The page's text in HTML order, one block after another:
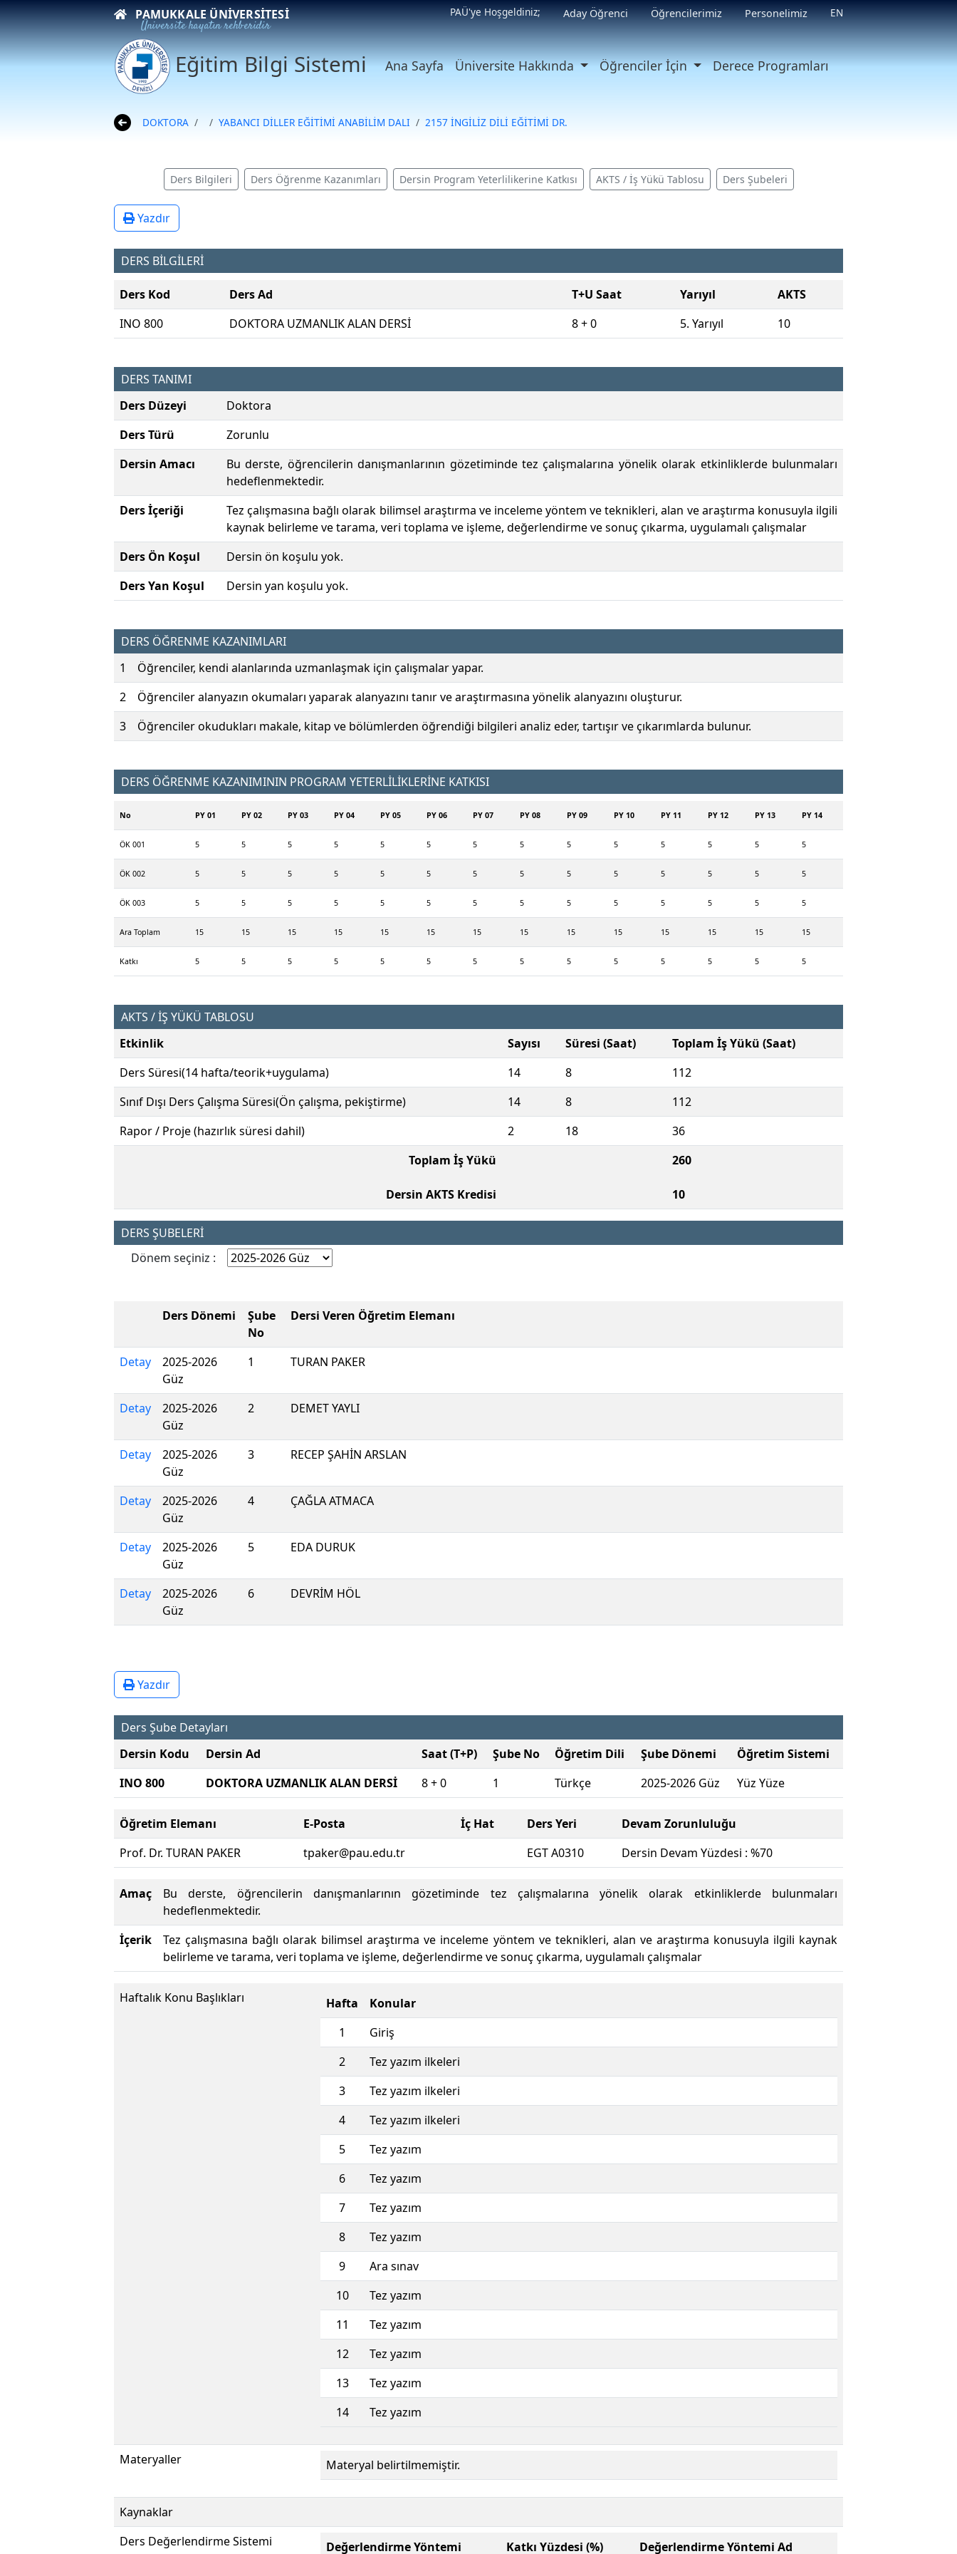
PAMUKKALE ÜNIVERSITESI
Üniversite hayatın rehberidir
PAÜ'ye Hoşgeldiniz; Aday Öğrenci Öğrencilerimiz Personelimiz EN
Eğitim Bilgi Sistemi Ana Sayfa Üniversite Hakkında Öğrenciler İçin Derece Programları
DOKTORA YABANCI DİLLER EĞİTİMİ ANABİLİM DALI 2157 İNGİLİZ DİLİ EĞİTİMİ DR.
Ders Bilgileri Ders Öğrenme Kazanımları Dersin Program Yeterlilikerine Katkısı AKTS / İş Yükü Tablosu Ders Şubeleri
Yazdır
DERS BİLGİLERİ
Ders Kod Ders Ad T+U Saat Yarıyıl
AKTS
INO 800
DOKTORA UZMANLIK ALAN DERSİ 8 + 0 5. Yarıyıl 10
DERS TANIMI
Ders Düzeyi
Doktora
Ders Türü
Zorunlu
Dersin Amacı
Bu derste, öğrencilerin danışmanlarının gözetiminde tez çalışmalarına yönelik olarak etkinliklerde bulunmaları
hedeflenmektedir.
Ders İçeriği
Tez çalışmasına bağlı olarak bilimsel araştırma ve inceleme yöntem ve teknikleri, alan ve araştırma konusuyla ilgili
kaynak belirleme ve tarama, veri toplama ve işleme, değerlendirme ve sonuç çıkarma, uygulamalı çalışmalar
Ders Ön Koşul
Dersin ön koşulu yok.
Ders Yan Koşul
Dersin yan koşulu yok.
DERS ÖĞRENME KAZANIMLARI
1
Öğrenciler, kendi alanlarında uzmanlaşmak için çalışmalar yapar.
2
Öğrenciler alanyazın okumaları yaparak alanyazını tanır ve araştırmasına yönelik alanyazını oluşturur.
3
Öğrenciler okudukları makale, kitap ve bölümlerden öğrendiği bilgileri analiz eder, tartışır ve çıkarımlarda bulunur.
DERS ÖĞRENME KAZANIMININ PROGRAM YETERLİLİKLERİNE KATKISI
No PY 01 PY 02 PY 03 PY 04 PY 05 PY 06 PY 07 PY 08 PY 09 PY 10 PY 11 PY 12 PY 13 PY 14
ÖK 001 5 5 5 5 5 5 5 5 5 5 5 5 5 5
ÖK 002 5 5 5 5 5 5 5 5 5 5 5 5 5 5
ÖK 003 5 5 5 5 5 5 5 5 5 5 5 5 5 5
Ara Toplam 15 15 15 15 15 15 15 15 15 15 15 15 15 15
Katkı 5 5 5 5 5 5 5 5 5 5 5 5 5 5
AKTS / İŞ YÜKÜ TABLOSU
Etkinlik
Sayısı Süresi (Saat)
Toplam İş Yükü (Saat)
Ders Süresi(14 hafta/teorik+uygulama)
14 8
112
Sınıf Dışı Ders Çalışma Süresi(Ön çalışma, pekiştirme)
14 8
112
Rapor / Proje (hazırlık süresi dahil)
2 18
36
Toplam İş Yükü
Dersin AKTS Kredisi
260
10
DERS ŞUBELERİ
Dönem seçiniz :
Ders Dönemi
Şube
No
Dersi Veren Öğretim Elemanı
Detay
2025-2026
Güz
1 TURAN PAKER
Detay
2025-2026
Güz
2 DEMET YAYLI
Detay
2025-2026
Güz
3 RECEP ŞAHİN ARSLAN
Detay
2025-2026
Güz
4 ÇAĞLA ATMACA
Detay
2025-2026
Güz
5 EDA DURUK
Detay
2025-2026
Güz
6 DEVRİM HÖL
Yazdır
Ders Şube Detayları
Dersin Kodu
Dersin Ad Saat (T+P) Şube No Öğretim Dili Şube Dönemi
Öğretim Sistemi
INO 800
DOKTORA UZMANLIK ALAN DERSİ 8 + 0 1 Türkçe 2025-2026 Güz Yüz Yüze
Öğretim Elemanı E-Posta İç Hat Ders Yeri
Devam Zorunluluğu
Prof. Dr. TURAN PAKER
tpaker@pau.edu.tr EGT A0310 Dersin Devam Yüzdesi : %70
Amaç
Bu derste, öğrencilerin danışmanlarının gözetiminde tez çalışmalarına yönelik olarak etkinliklerde bulunmaları
hedeflenmektedir.
İçerik
Tez çalışmasına bağlı olarak bilimsel araştırma ve inceleme yöntem ve teknikleri, alan ve araştırma konusuyla ilgili kaynak
belirleme ve tarama, veri toplama ve işleme, değerlendirme ve sonuç çıkarma, uygulamalı çalışmalar
Haftalık Konu Başlıkları Hafta
Konular
1
Giriş
2
Tez yazım ilkeleri
3
Tez yazım ilkeleri
4
Tez yazım ilkeleri
5
Tez yazım
6
Tez yazım
7
Tez yazım
8
Tez yazım
9
Ara sınav
10
Tez yazım
11
Tez yazım
12
Tez yazım
13
Tez yazım
14
Tez yazım
Materyaller Materyal belirtilmemiştir.
Kaynaklar
Ders Değerlendirme Sistemi
Değerlendirme Yöntemi Katkı Yüzdesi (%) Değerlendirme Yöntemi Ad